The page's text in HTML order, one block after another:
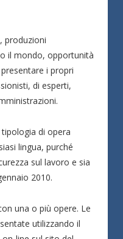
produzioni
il mondo, opportunità
i propri
di esperti,
di opera
lingua, purché
sul lavoro e sia
2010.
una o più opere. Le
utilizzando il